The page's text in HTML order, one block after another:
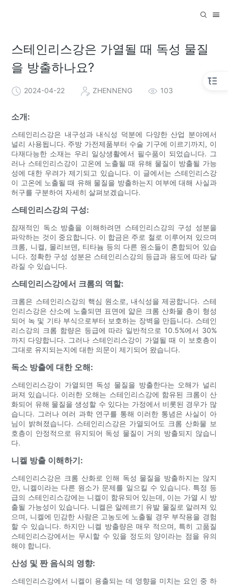
스테인리스강은 가열될 때 독성 물질
을 방출하나요?
2024-04-22 ZHENNENG 103
소개:
스테인리스강은 내구성과 내식성 덕분에 다양한 산업 분야에서
널리 사용됩니다. 주방 가전제품부터 수술 기구에 이르기까지, 이
다재다능한 소재는 우리 일상생활에서 필수품이 되었습니다. 그
러나 스테인리스강이 고온에 노출될 때 유해 물질이 방출될 가능
성에 대한 우려가 제기되고 있습니다. 이 글에서는 스테인리스강
이 고온에 노출될 때 유해 물질을 방출하는지 여부에 대해 사실과
허구를 구분하여 자세히 살펴보겠습니다.
스테인리스강의 구성:
잠재적인 독소 방출을 이해하려면 스테인리스강의 구성 성분을
파악하는 것이 중요합니다. 이 합금은 주로 철로 이루어져 있으며
크롬, 니켈, 몰리브덴, 티타늄 등의 다른 원소들이 혼합되어 있습
니다. 정확한 구성 성분은 스테인리스강의 등급과 용도에 따라 달
라질 수 있습니다.
스테인리스강에서 크롬의 역할:
크롬은 스테인리스강의 핵심 원소로, 내식성을 제공합니다. 스테
인리스강은 산소에 노출되면 표면에 얇은 크롬 산화물 층이 형성
되어 녹 및 기타 부식으로부터 보호하는 장벽을 만듭니다. 스테인
리스강의 크롬 함량은 등급에 따라 일반적으로 10.5%에서 30%
까지 다양합니다. 그러나 스테인리스강이 가열될 때 이 보호층이
그대로 유지되는지에 대한 의문이 제기되어 왔습니다.
독소 방출에 대한 오해:
스테인리스강이 가열되면 독성 물질을 방출한다는 오해가 널리
퍼져 있습니다. 이러한 오해는 스테인리스강에 함유된 크롬이 산
화되어 유해 물질을 생성할 수 있다는 가정에서 비롯된 경우가 많
습니다. 그러나 여러 과학 연구를 통해 이러한 통념은 사실이 아
님이 밝혀졌습니다. 스테인리스강은 가열되어도 크롬 산화물 보
호층이 안정적으로 유지되어 독성 물질이 거의 방출되지 않습니
다.
니켈 방출 이해하기:
스테인리스강은 크롬 산화로 인해 독성 물질을 방출하지는 않지
만, 니켈이라는 다른 원소가 문제를 일으킬 수 있습니다. 특정 등
급의 스테인리스강에는 니켈이 함유되어 있는데, 이는 가열 시 방
출될 가능성이 있습니다. 니켈은 알레르기 유발 물질로 알려져 있
으며, 니켈에 민감한 사람은 고농도에 노출될 경우 부작용을 경험
할 수 있습니다. 하지만 니켈 방출량은 매우 적으며, 특히 고품질
스테인리스강에서는 무시할 수 있을 정도의 양이라는 점을 유의
해야 합니다.
산성 및 짠 음식의 영향:
스테인리스강에서 니켈이 용출되는 데 영향을 미치는 요인 중 하